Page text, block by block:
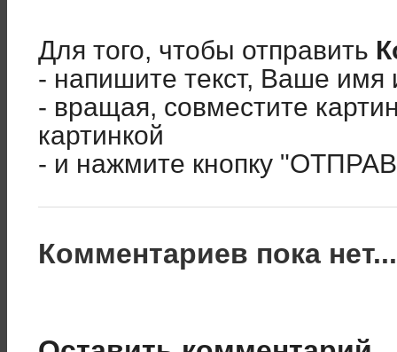
Для того, чтобы отправить
- напишите текст, Ваше имя
- вращая, совместите
картинкой
- и нажмите кнопку
Комментариев пока